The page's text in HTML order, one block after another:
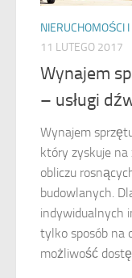
NIERUCHOMOŚCI
11 LUTEGO 2017
Wynajem
– usługi
Wynajem
który zyskuje na
obliczu
budowlanych.
indywidualnych
tylko sposób na
możliwość